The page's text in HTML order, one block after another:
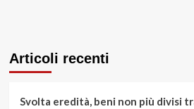
Articoli recenti
Svolta eredità, beni non più divisi